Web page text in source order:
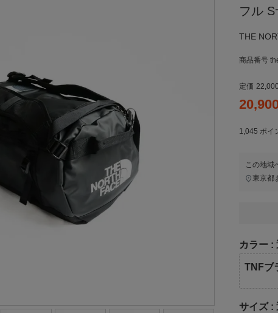
フル
THE
商品番号
定価 22,000
1,045 ポイ
この地域
東京都
カラー
TNFブ
サイズ